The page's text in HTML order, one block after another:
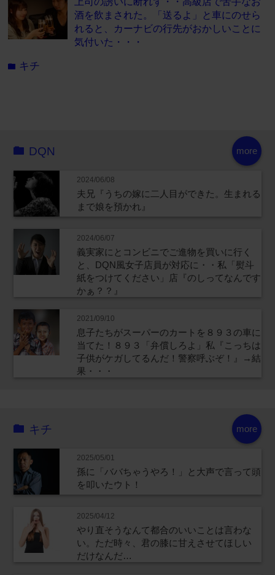
酒を飲まされた。「送るよ」と車にのせら
れると、カーナビの行先がおかしいことに
気付いた・・・
folder キチ
more
DQN
2024/06/08
夫兄『うちの嫁に二人目ができた。生まれる
まで娘を預かれ』
2024/06/07
義実家にとコンビニでご進物を買いに行く
と、DQN風女子店員が対応に・・私「熨斗
紙をつけてください」店『のしってなんです
かぁ？？』
2021/09/10
息子たちがスーパーのカートを８９３の車に
当てた！８９３「弁償しろよ」私『こっちは
子供がケガしてるんだ！警察呼ぶぞ！』→結
果・・・
more
キチ
2025/05/01
孫に「ババちゃうやろ！」と大声で言って頭
を叩いたウト！
2025/04/12
やり直そうなんて都合のいいことは言わな
い。ただ時々、君の膝に甘えさせてほしい
だけなんだ…